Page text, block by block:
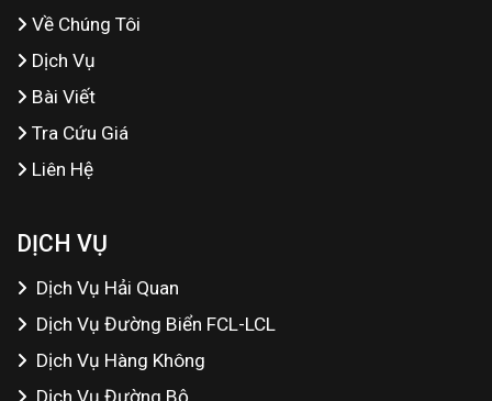
Về Chúng Tôi
Dịch Vụ
Bài Viết
Tra Cứu Giá
Liên Hệ
DỊCH VỤ
Dịch Vụ Hải Quan
Dịch Vụ Đường Biển FCL-LCL
Dịch Vụ Hàng Không
Dịch Vụ Đường Bộ